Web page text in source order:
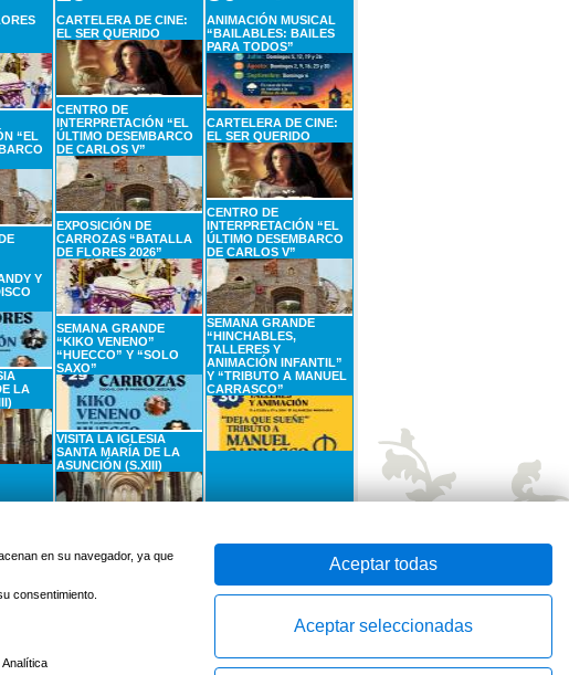
“EL
Y
LA
CARTELERA DE CINE:
EL SER QUERIDO
CENTRO DE
INTERPRETACIÓN “EL
ÚLTIMO DESEMBARCO
DE CARLOS V”
EXPOSICIÓN DE
CARROZAS “BATALLA
DE FLORES 2026”
SEMANA GRANDE
“KIKO VENENO”
“HUECCO” Y “SOLO
SAXO”
VISITA LA IGLESIA
SANTA MARÍA DE LA
ASUNCIÓN (S.XIII)
ANIMACIÓN MUSICAL
“BAILABLES: BAILES
PARA TODOS”
CARTELERA DE CINE:
EL SER QUERIDO
CENTRO DE
INTERPRETACIÓN “EL
ÚLTIMO DESEMBARCO
DE CARLOS V”
SEMANA GRANDE
“HINCHABLES,
TALLERES Y
ANIMACIÓN INFANTIL”
Y “TRIBUTO A MANUEL
CARRASCO”
5 6
en su navegador, ya que
consentimiento.
Analítica
Aceptar todas
Aceptar seleccionadas